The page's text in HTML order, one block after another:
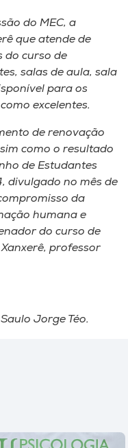
do MEC, a
que atende de
do curso de
salas de aula, sala
para os
excelentes.
de renovação
como o resultado
de Estudantes
divulgado no mês de
da
humana e
do curso de
professor
Jorge Téo.